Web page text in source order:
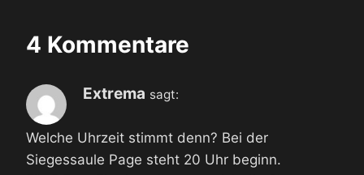
4 Kommentare
Extrema sagt:
Welche Uhrzeit stimmt denn? Bei der
Siegessaule Page steht 20 Uhr beginn.